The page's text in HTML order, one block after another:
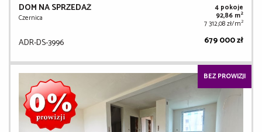
DOM NA SPRZEDAŻ
Czernica
4 pokoje
92,86 m2
7 312,08 zł/m2
ADR-DS-3996 679 000 zł
BEZ PROWIZJI